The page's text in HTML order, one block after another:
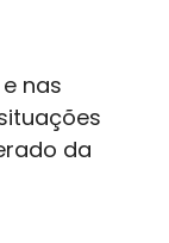
nas
da